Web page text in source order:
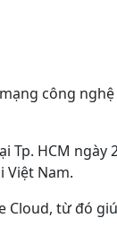
công
HCM
Việt Nam.
từ đó